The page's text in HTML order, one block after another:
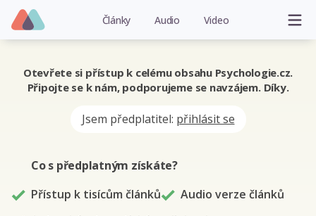
Články Audio Video
Otevřete si přístup k celému obsahu Psychologie.cz.
Připojte se k nám, podporujeme se navzájem. Díky.
Jsem předplatitel: přihlásit se
Co s předplatným získáte?
Přístup k tisícům článků
Audio verze článků